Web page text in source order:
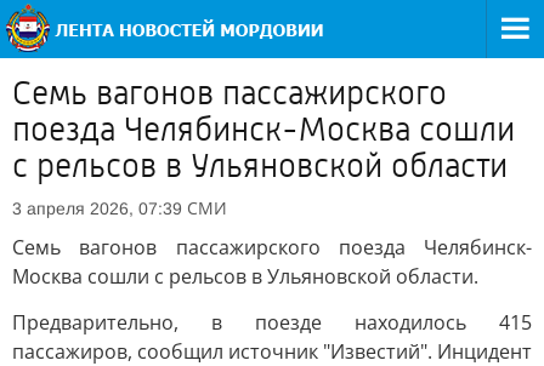
Семь вагонов пассажирского
поезда Челябинск-Москва сошли
с рельсов в Ульяновской области
3 апреля 2026, 07:39 СМИ
Семь вагонов пассажирского поезда Челябинск-
Москва сошли с рельсов в Ульяновской области.
Предварительно, в поезде находилось 415
пассажиров, сообщил источник "Известий". Инцидент